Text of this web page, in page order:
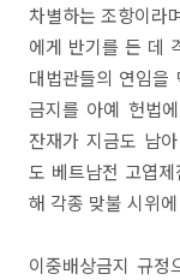
차별하는 조항이라
에게 반기를 든 데
대법관들의 연임을
금지를 아예 헌법
잔재가 지금도 남
도 베트남전 고엽
해 각종 맞불 시위
이중배상금지 규